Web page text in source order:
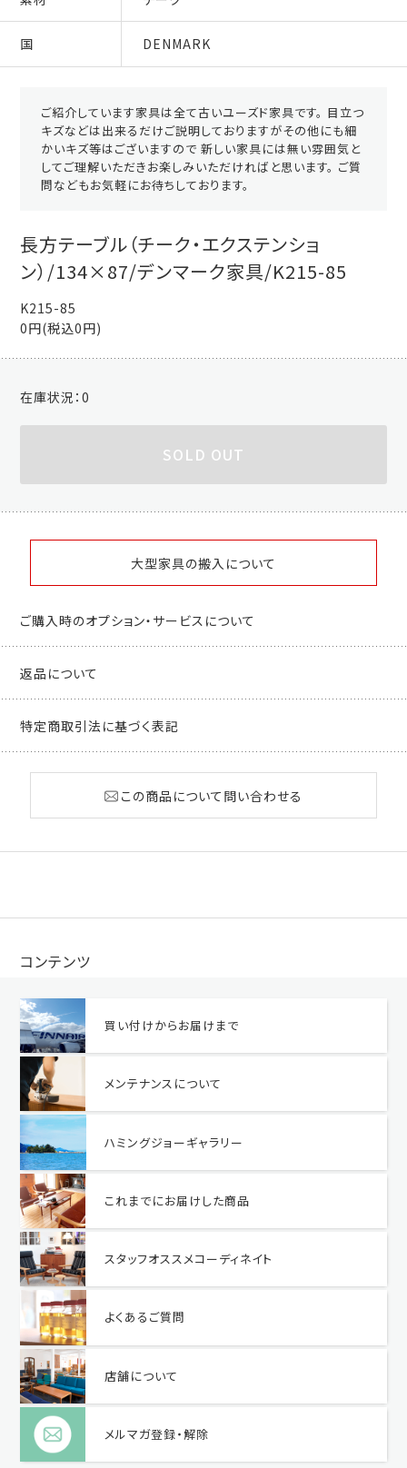
国 DENMARK
ご紹介しています家具は全て古いユーズド家具です。 目立つ
キズなどは出来るだけご説明しておりますがその他にも細
かいキズ等はございますので 新しい家具には無い雰囲気と
してご理解いただきお楽しみいただければと思います。 ご質
問などもお気軽にお待ちしております。
長方テーブル（チーク・エクステンショ
ン）/134×87/デンマーク家具/K215-85
K215-85
0円(税込0円)
在庫状況：0
SOLD OUT
大型家具の搬入について
ご購入時のオプション・サービスについて
返品について
特定商取引法に基づく表記
この商品について問い合わせる
コンテンツ
買い付けからお届けまで
メンテナンスについて
ハミングジョーギャラリー
これまでにお届けした商品
スタッフオススメコーディネイト
よくあるご質問
店舗について
メルマガ登録・解除